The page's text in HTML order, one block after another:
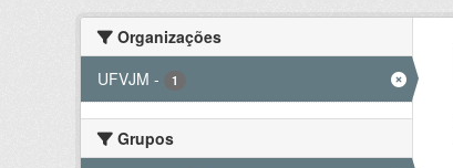
Organizações
UFVJM - 1
Grupos